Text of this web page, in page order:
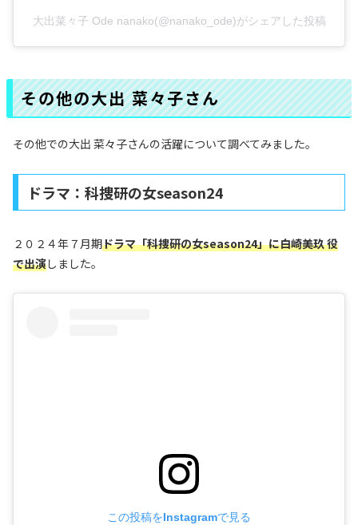
大出菜々子 Ode nanako(@nanako_ode)がシェアした投稿
その他の大出 菜々子さん
その他での大出 菜々子さんの活躍について調べてみました。
ドラマ：科捜研の女season24
２０２４年７月期ドラマ「科捜研の女season24」に白崎美玖 役
で出演しました。
この投稿をInstagramで見る